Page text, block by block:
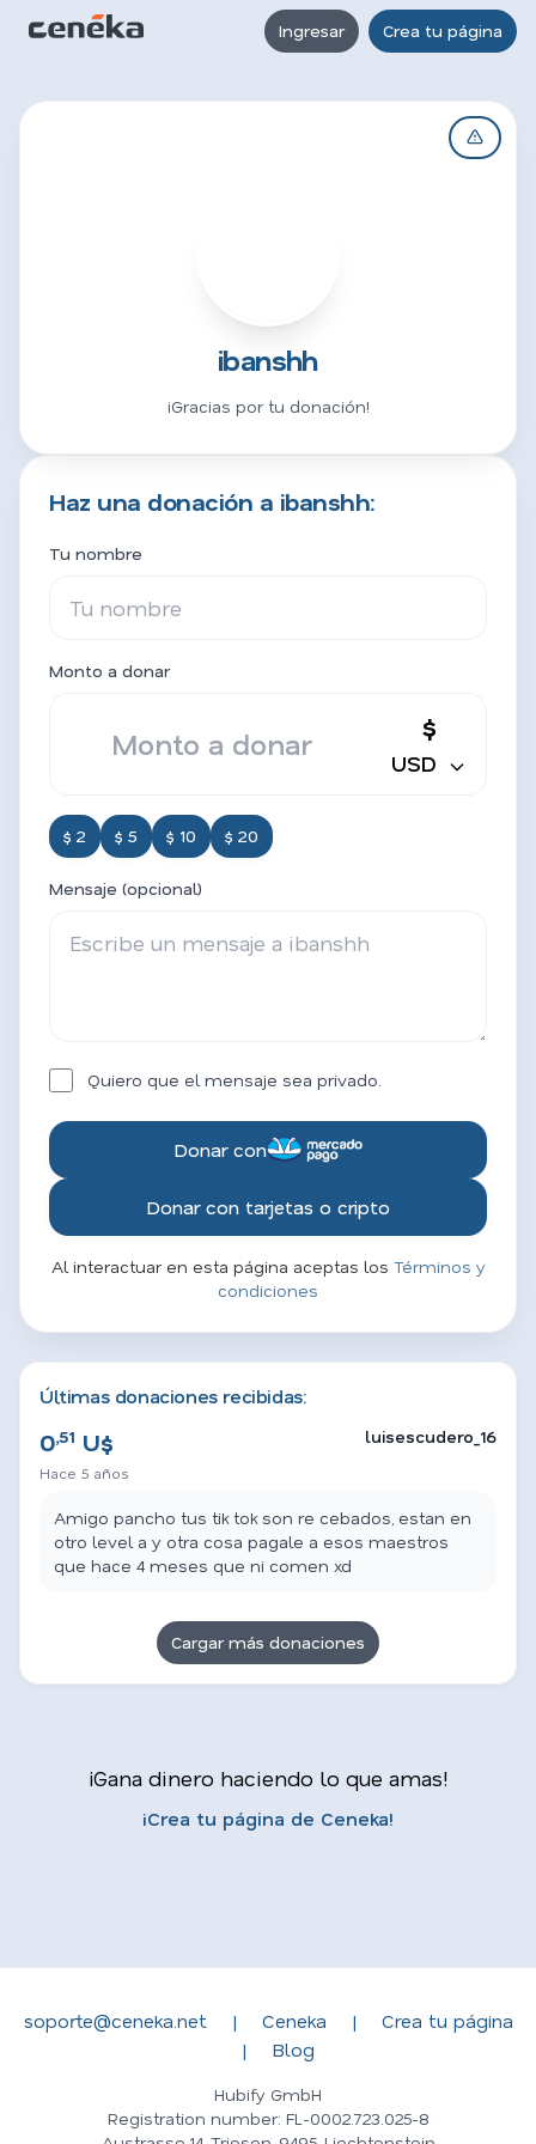
Ingresar Crea tu página
ibanshh
¡Gracias por tu donación!
Haz una donación a ibanshh:
Tu nombre
Monto a donar
$
USD
$ 2 $ 5 $ 10 $ 20
Mensaje (opcional)
Quiero que el mensaje sea privado.
Donar con
Donar con tarjetas o cripto
Al interactuar en esta página aceptas los Términos y
condiciones
Últimas donaciones recibidas:
0,51 U$
Hace 5 años
luisescudero_16
Amigo pancho tus tik tok son re cebados, estan en
otro level a y otra cosa pagale a esos maestros
que hace 4 meses que ni comen xd
Cargar más donaciones
¡Gana dinero haciendo lo que amas!
¡Crea tu página de Ceneka!
soporte@ceneka.net | Ceneka |
Crea tu página
|
Blog
Hubify GmbH
Registration number: FL-0002.723.025-8